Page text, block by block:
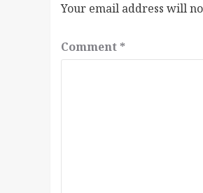
Your email address will
Comment *